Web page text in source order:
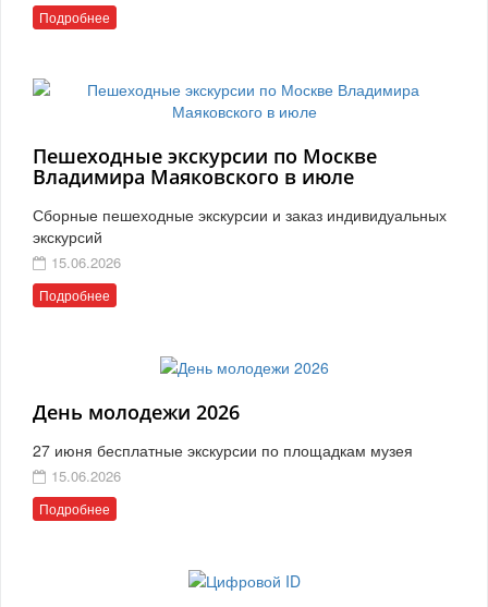
Подробнее
Пешеходные экскурсии по Москве
Владимира Маяковского в июле
Сборные пешеходные экскурсии и заказ индивидуальных
экскурсий
15.06.2026
Подробнее
День молодежи 2026
27 июня бесплатные экскурсии по площадкам музея
15.06.2026
Подробнее